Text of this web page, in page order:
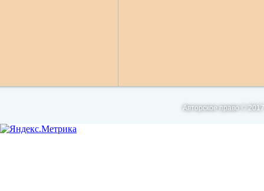
Авторское право ©